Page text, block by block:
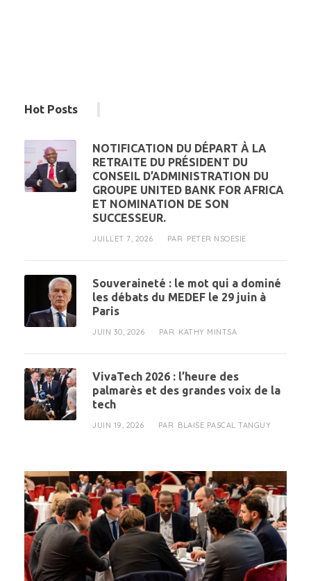
Hot Posts
NOTIFICATION DU DÉPART À LA
RETRAITE DU PRÉSIDENT DU
CONSEIL D’ADMINISTRATION DU
GROUPE UNITED BANK FOR AFRICA
ET NOMINATION DE SON
SUCCESSEUR.
JUILLET 7, 2026 PAR PETER NSOESIE
Souveraineté : le mot qui a dominé
les débats du MEDEF le 29 juin à
Paris
JUIN 30, 2026 PAR KATHY MINTSA
VivaTech 2026 : l’heure des
palmarès et des grandes voix de la
tech
JUIN 19, 2026 PAR BLAISE PASCAL TANGUY